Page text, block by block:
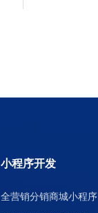
小程序开发
全营销分销商城小程序